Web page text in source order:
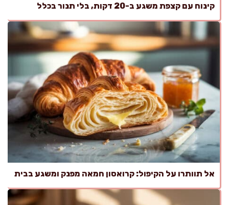
קינוח עם קצפת משגע ב-20 דקות, בלי תנור בכלל
אל תוותרו על הקיפול: קרואסון חמאה מפנק ומשגע בבית